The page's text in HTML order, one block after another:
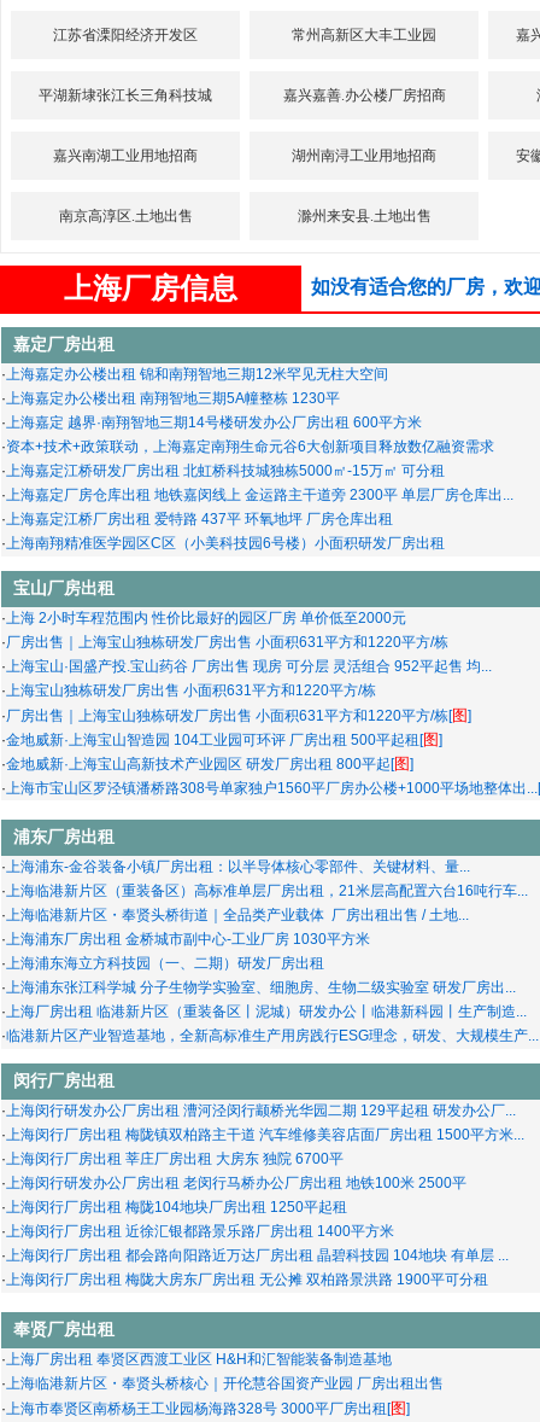
江苏省溧阳经济开发区 常州高新区大丰工业园 嘉
平湖新埭张江长三角科技城 嘉兴嘉善.办公楼厂房招商
嘉兴南湖工业用地招商 湖州南浔工业用地招商 安
南京高淳区.土地出售 滁州来安县.土地出售
上海厂房信息 如没有适合您的厂房，欢
嘉定厂房出租
·上海嘉定办公楼出租 锦和南翔智地三期12米罕见无柱大空间
·上海嘉定办公楼出租 南翔智地三期5A幢整栋 1230平
·上海嘉定 越界·南翔智地三期14号楼研发办公厂房出租 600平方米
·资本+技术+政策联动，上海嘉定南翔生命元谷6大创新项目释放数亿融资需求
·上海嘉定江桥研发厂房出租 北虹桥科技城独栋5000㎡-15万㎡ 可分租
·上海嘉定厂房仓库出租 地铁嘉闵线上 金运路主干道旁 2300平 单层厂房仓库出...
·上海嘉定江桥厂房出租 爱特路 437平 环氧地坪 厂房仓库出租
·上海南翔精准医学园区C区（小美科技园6号楼）小面积研发厂房出租
宝山厂房出租
·上海 2小时车程范围内 性价比最好的园区厂房 单价低至2000元
·厂房出售｜上海宝山独栋研发厂房出售 小面积631平方和1220平方/栋
·上海宝山·国盛产投.宝山药谷 厂房出售 现房 可分层 灵活组合 952平起售 均...
·上海宝山独栋研发厂房出售 小面积631平方和1220平方/栋
·厂房出售｜上海宝山独栋研发厂房出售 小面积631平方和1220平方/栋[图]
·金地威新·上海宝山智造园 104工业园可环评 厂房出租 500平起租[图]
·金地威新·上海宝山高新技术产业园区 研发厂房出租 800平起[图]
·上海市宝山区罗泾镇潘桥路308号单家独户1560平厂房办公楼+1000平场地整体出...[
浦东厂房出租
·上海浦东-金谷装备小镇厂房出租：以半导体‌核心零部件、关键材料、量...
·上海临港新片区（重装备区）高标准单层厂房出租，21米层高配置六台16吨行车...
·上海临港新片区・奉贤头桥街道｜全品类产业载体 厂房出租出售 / 土地...
·上海浦东厂房出租 金桥城市副中心-工业厂房 1030平方米
·上海浦东海立方科技园（一、二期）研发厂房出租
·上海浦东张江科学城 分子生物学实验室、细胞房、生物二级实验室 研发厂房出...
·上海厂房出租 临港新片区（重装备区丨泥城）研发办公丨临港新科园丨生产制造...
·临港新片区产业智造基地，全新高标准生产用房践行ESG理念，研发、大规模生产...
闵行厂房出租
·上海闵行研发办公厂房出租 漕河泾闵行颛桥光华园二期 129平起租 研发办公厂...
·上海闵行厂房出租 梅陇镇双柏路主干道 汽车维修美容店面厂房出租 1500平方米...
·上海闵行厂房出租 莘庄厂房出租 大房东 独院 6700平
·上海闵行研发办公厂房出租 老闵行马桥办公厂房出租 地铁100米 2500平
·上海闵行厂房出租 梅陇104地块厂房出租 1250平起租
·上海闵行厂房出租 近徐汇银都路景乐路厂房出租 1400平方米
·上海闵行厂房出租 都会路向阳路近万达厂房出租 晶碧科技园 104地块 有单层 ...
·上海闵行厂房出租 梅陇大房东厂房出租 无公摊 双柏路景洪路 1900平可分租
奉贤厂房出租
·上海厂房出租 奉贤区西渡工业区 H&H和汇智能装备制造基地
·上海临港新片区・奉贤头桥核心｜开伦慧谷国资产业园 厂房出租出售
·上海市奉贤区南桥杨王工业园杨海路328号 3000平厂房出租[图]